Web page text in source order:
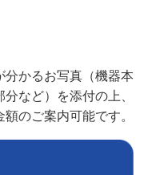
分かるお写真（機器本
など）を添付の上、
のご案内可能です。